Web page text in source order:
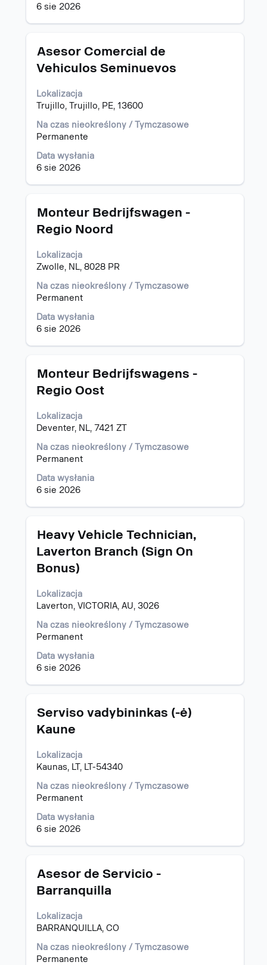
6 sie 2026
pracy.
Tytuł
Asesor Comercial de
Vehiculos Seminuevos
Lokalizacja
Trujillo, Trujillo, PE, 13600
Na czas nieokreślony / Tymczasowe
Permanente
Data wysłania
6 sie 2026
Zaznacz
pomocą
aby
wyświetlić
pełną
treść
oferty
pracy.
Tytuł
Monteur Bedrijfswagen -
Regio Noord
Lokalizacja
Zwolle, NL, 8028 PR
Na czas nieokreślony / Tymczasowe
Permanent
Data wysłania
6 sie 2026
Zaznacz
pomocą
aby
wyświetlić
pełną
treść
oferty
pracy.
Tytuł
Monteur Bedrijfswagens -
Regio Oost
Lokalizacja
Deventer, NL, 7421 ZT
Na czas nieokreślony / Tymczasowe
Permanent
Data wysłania
6 sie 2026
Zaznacz
pomocą
aby
wyświetlić
pełną
treść
oferty
pracy.
Tytuł
Heavy Vehicle Technician,
Laverton Branch (Sign On
Bonus)
Lokalizacja
Laverton, VICTORIA, AU, 3026
Na czas nieokreślony / Tymczasowe
Permanent
Data wysłania
6 sie 2026
Zaznacz
pomocą
spacji,
wyświetlić
pełną
danych
oferty
pracy.
Tytuł
Serviso vadybininkas (-ė)
Kaune
Lokalizacja
Kaunas, LT, LT-54340
Na czas nieokreślony / Tymczasowe
Permanent
Data wysłania
6 sie 2026
Zaznacz
pomocą
aby
wyświetlić
pełną
treść
oferty
pracy.
Tytuł
Asesor de Servicio -
Barranquilla
Lokalizacja
BARRANQUILLA, CO
Na czas nieokreślony / Tymczasowe
Permanente
Zaznacz
pomocą
aby
wyświetlić
pełną
treść